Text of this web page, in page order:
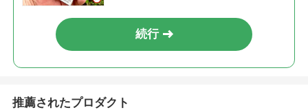
続行
推薦されたプロダクト